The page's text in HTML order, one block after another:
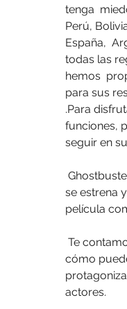
tenga
Perú,
España,
todas las
hemos
para sus
.Para
funciones,
seguir en
se estrena
película
cómo
actores.